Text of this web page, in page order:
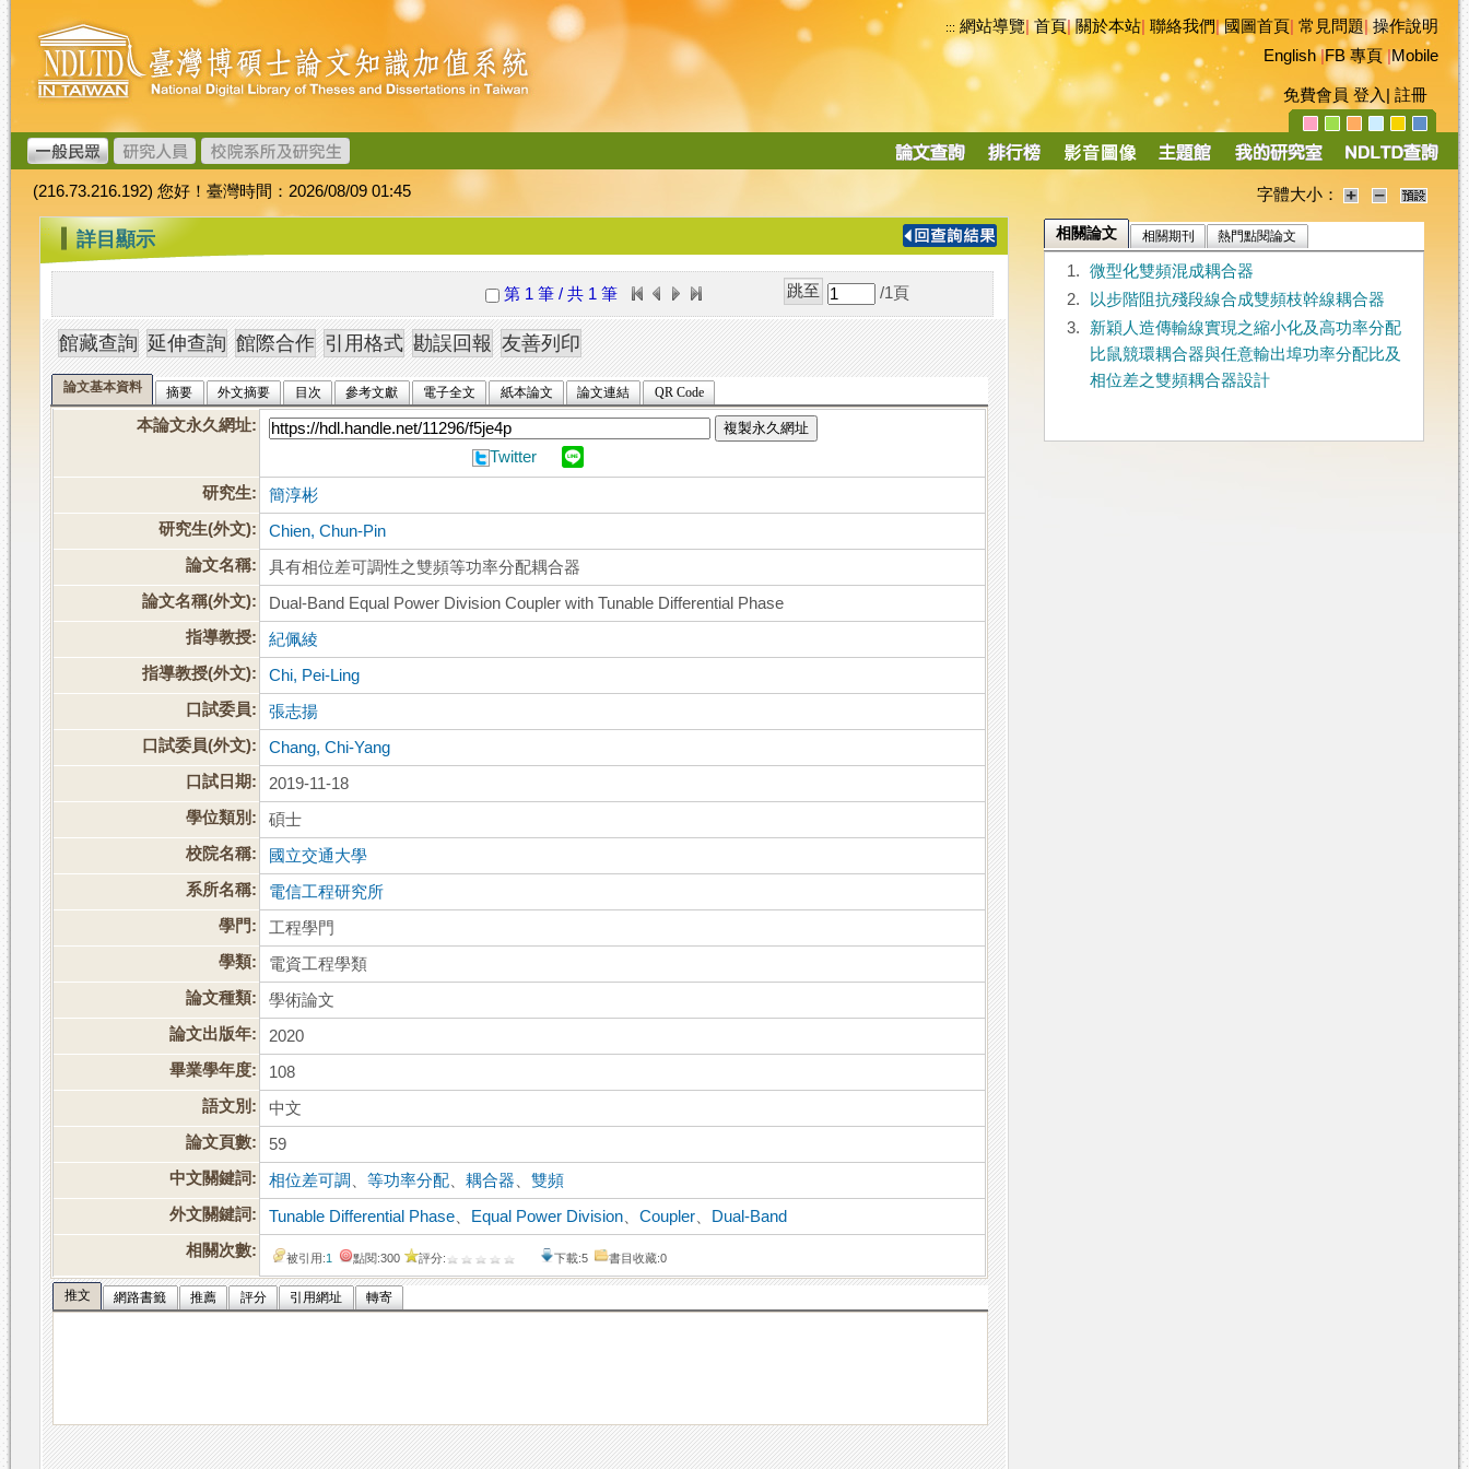
跳
到
主
要
內
容
臺
灣
博
碩
士
論
文
加
值
系
統
::: 網站導覽|首頁|關於本站 聯絡我們|國圖首頁 常見問題|操作說明
English|FB 專頁|Mobile
免費會員 登入 註冊
導
(216.73.216.192) 您好！臺灣時間：2026/08/09 01:45 字體大小：
::: 詳目顯示
第 1 筆 / 共 1 筆 /1 頁
論文基本資料 摘要 外文摘要 目次 參考文獻 電子全文 紙本論文 論文連結 QR Code
本論文永久網址: 複製永久網址
Twitter
研究生:
簡淳彬
研究生(外文):
Chien, Chun-Pin
論文名稱:
具有相位差可調性之雙頻等功率分配耦合器
論文名稱(外文):
Dual-Band Equal Power Division Coupler with Tunable Differential Phase
指導教授:
紀佩綾
指導教授(外文):
Chi, Pei-Ling
口試委員:
張志揚
口試委員(外文):
Chang, Chi-Yang
口試日期:
2019-11-18
學位類別:
碩士
校院名稱:
國立交通大學
系所名稱:
電信工程研究所
學門:
工程學門
學類:
電資工程學類
論文種類:
學術論文
論文出版年:
2020
畢業學年度:
108
語文別:
中文
論文頁數:
59
中文關鍵詞:
相位差可調 、等功率分配 、耦合器 、雙頻
外文關鍵詞:
Tunable Differential Phase Equal Power Division 、Coupler
Dual-Band
相關次數:
被引用:1 點閱:300 評分: 下載:5 書目收藏:0
推文 網路書籤 推薦 評分 引用網址 轉寄
相關論文 相關期刊 熱門點閱論文
1.
微型化雙頻混成耦合器
2.
以步階阻抗殘段線合成雙頻枝幹線耦合器
3.
新穎人造傳輸線實現之縮小化及高功率分配
比鼠競環耦合器與任意輸出埠功率分配比及
相位差之雙頻耦合器設計